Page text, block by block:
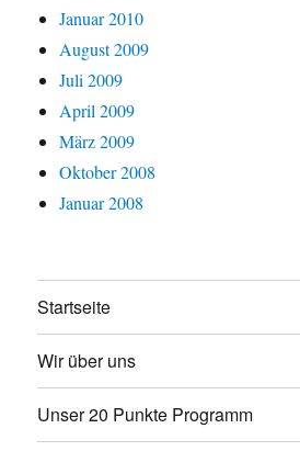
Januar 2010
August 2009
Juli 2009
April 2009
März 2009
Oktober 2008
Januar 2008
Startseite
Wir über uns
Unser 20 Punkte Programm